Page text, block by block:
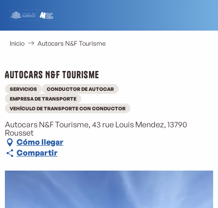
contenu
principal
Inicio Autocars N&F Tourisme
Autocars N&F Tourisme
SERVICIOS
CONDUCTOR DE AUTOCAR
EMPRESA DE TRANSPORTE
VEHÍCULO DE TRANSPORTE CON CONDUCTOR
Autocars N&F Tourisme, 43 rue Louis Mendez, 13790
Rousset
Cómo llegar
Compartir